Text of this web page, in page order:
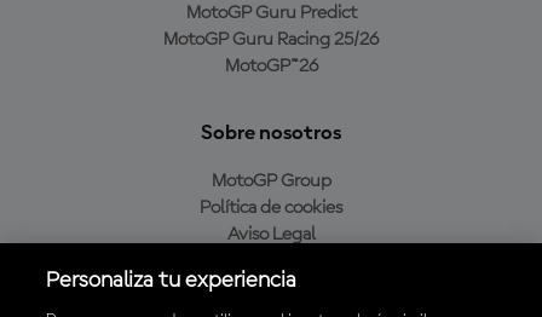
MotoGP Guru Predict
MotoGP Guru Racing 25/26
MotoGP™26
Sobre nosotros
MotoGP Group
Política de cookies
Aviso Legal
Política de compra
Personaliza tu experiencia